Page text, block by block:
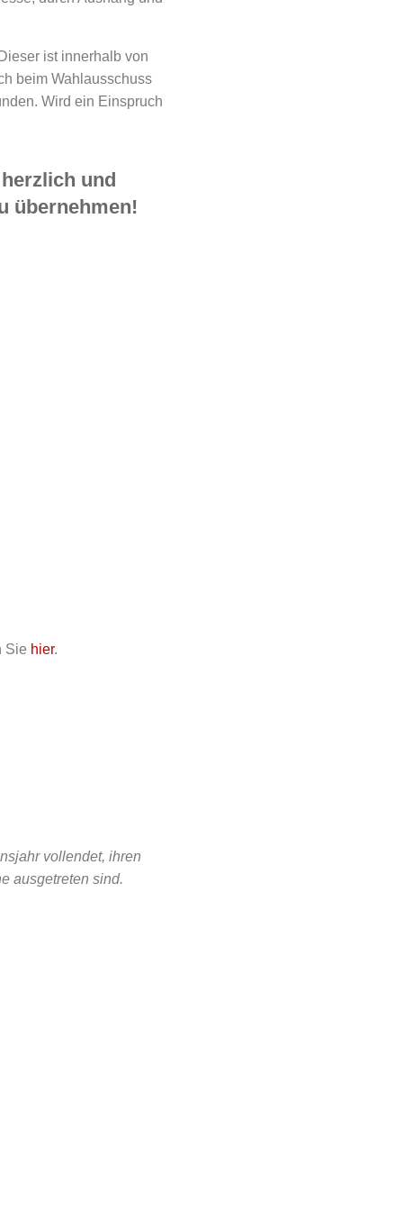
ist innerhalb von
beim Wahlausschuss
Wird ein Einspruch
und
übernehmen!
Sie hier.
vollendet, ihren
ausgetreten sind.